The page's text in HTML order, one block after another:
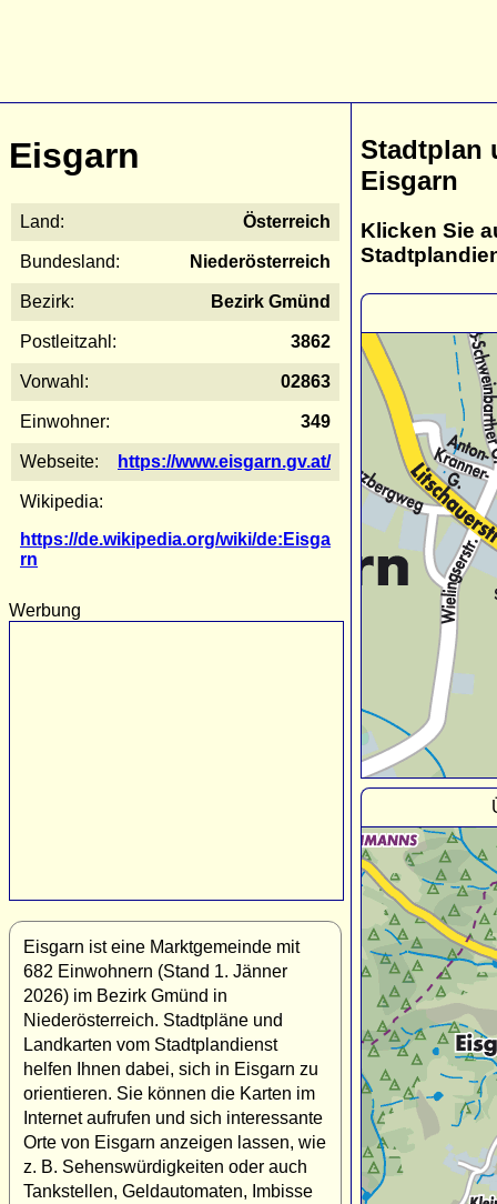
Eisgarn
Land: Österreich
Bundesland: Niederösterreich
Bezirk: Bezirk Gmünd
Postleitzahl: 3862
Vorwahl: 02863
Einwohner: 349
Webseite: https://www.eisgarn.gv.at/
Wikipedia:
https://de.wikipedia.org/wiki/de:Eisga
rn
Werbung
Eisgarn ist eine Marktgemeinde mit
682 Einwohnern (Stand 1. Jänner
2026) im Bezirk Gmünd in
Niederösterreich. Stadtpläne und
Landkarten vom Stadtplandienst
helfen Ihnen dabei, sich in Eisgarn zu
orientieren. Sie können die Karten im
Internet aufrufen und sich interessante
Orte von Eisgarn anzeigen lassen, wie
z. B. Sehenswürdigkeiten oder auch
Tankstellen, Geldautomaten, Imbisse
Stadtplan
Eisgarn
Klicken Sie